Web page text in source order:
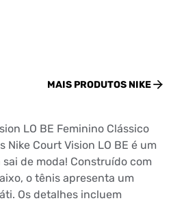
MAIS PRODUTOS NIKE
LO BE Feminino Clássico
Nike Court Vision LO BE é um
de moda! Construído com
o tênis apresenta um
Os detalhes incluem